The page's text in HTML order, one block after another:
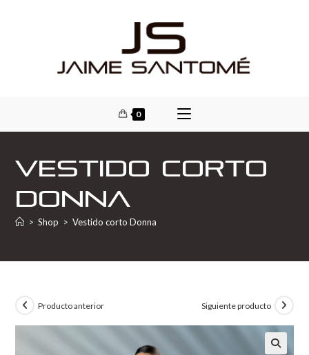
0
Vestido corto
Donna
> Shop > Vestido corto Donna
Producto anterior Siguiente producto